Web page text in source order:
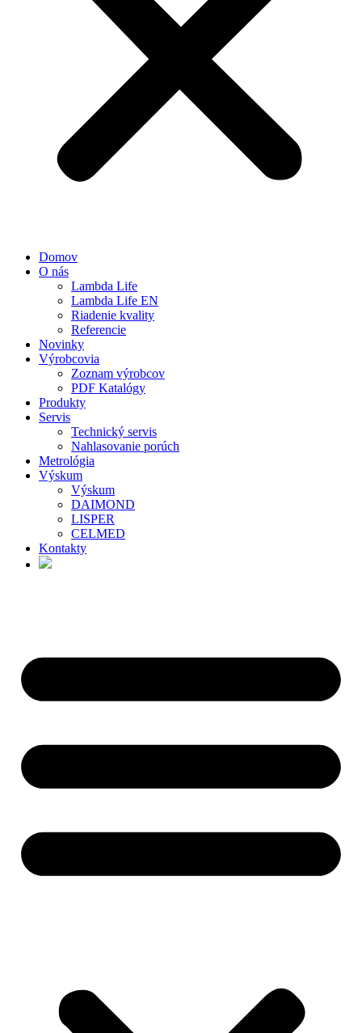
Domov
O nás
Lambda Life
Lambda Life EN
Riadenie kvality
Referencie
Novinky
Výrobcovia
Zoznam výrobcov
PDF Katalógy
Produkty
Servis
Technický servis
Nahlasovanie porúch
Metrológia
Výskum
Výskum
DAIMOND
LISPER
CELMED
Kontakty